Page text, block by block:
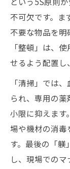
不可欠です。ま
不要な物品を明
「整頓」は、
せるよう配置し
「清掃」では
られ、専用の
小限に抑えます
場や機材の消
す。最後の「
し、現場での